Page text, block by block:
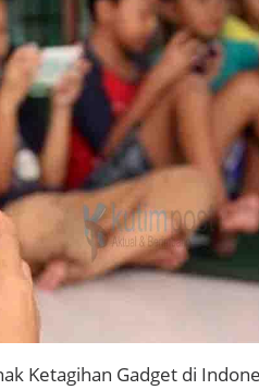
Ketagihan Gadget di